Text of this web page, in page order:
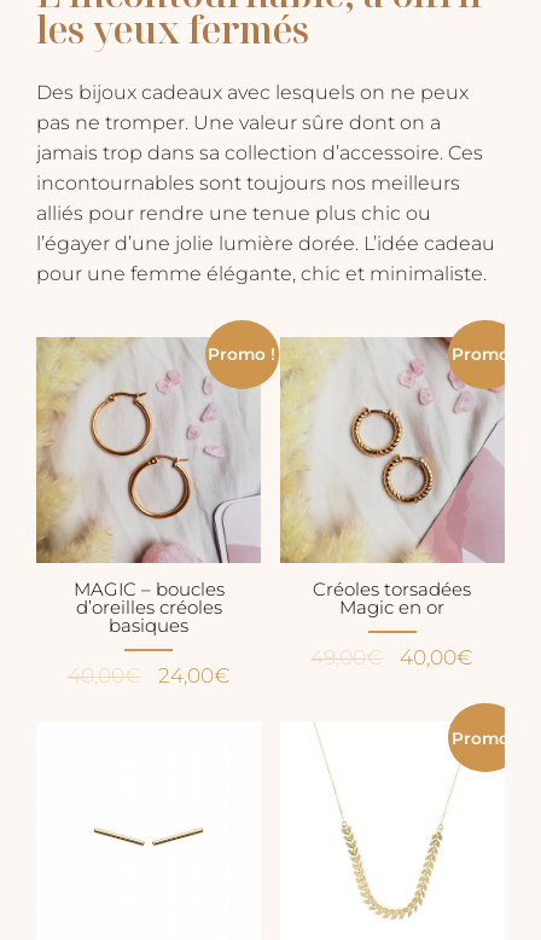
les yeux fermés
Des bijoux cadeaux avec lesquels on ne peux
pas ne tromper. Une valeur sûre dont on a
jamais trop dans sa collection d’accessoire. Ces
incontournables sont toujours nos meilleurs
alliés pour rendre une tenue plus chic ou
l’égayer d’une jolie lumière dorée. L’idée cadeau
pour une femme élégante, chic et minimaliste.
Promo !
MAGIC – boucles
d’oreilles créoles
basiques
40,00€
Le
24,00€Le
Promo !
Créoles torsadées
Magic en or
49,00€
Le
initial
était :
49,00€.
40,00€
actuel
est :
Promo !